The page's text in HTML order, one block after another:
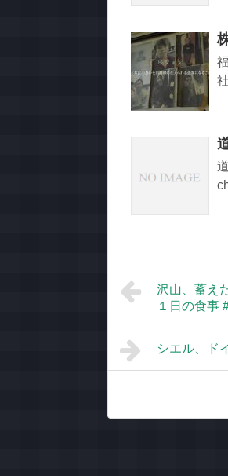
沢山、蓄え
１日の食事
シエル、ド